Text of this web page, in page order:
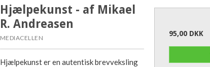
Hjælpekunst - af Mikael
R. Andreasen
MEDIACELLEN
Hjælpekunst er en autentisk brevveksling
95,00 DKK